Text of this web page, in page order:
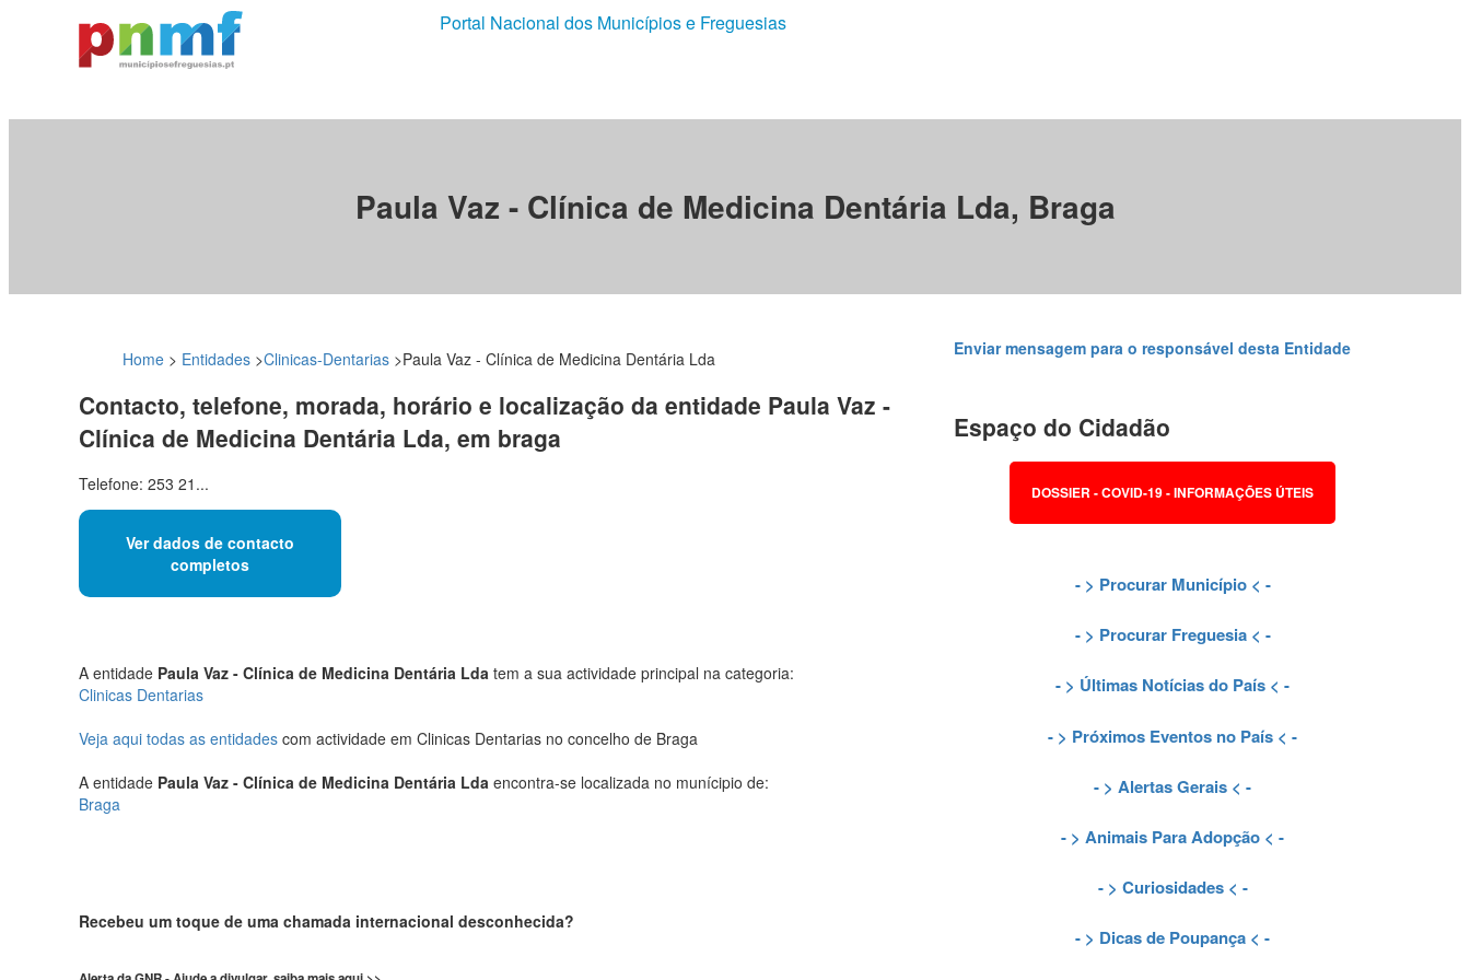
Portal Nacional dos Municípios e Freguesias
Paula Vaz - Clínica de Medicina Dentária Lda, Braga
Home > Entidades >Clinicas-Dentarias >Paula Vaz - Clínica de Medicina Dentária Lda
Contacto, telefone, morada, horário e localização da entidade Paula Vaz -
Clínica de Medicina Dentária Lda, em braga
Telefone: 253 21...
Ver dados de contacto
completos
A entidade Paula Vaz - Clínica de Medicina Dentária Lda tem a sua actividade principal na categoria:
Clinicas Dentarias
Veja aqui todas as entidades com actividade em Clinicas Dentarias no concelho de Braga
A entidade Paula Vaz - Clínica de Medicina Dentária Lda encontra-se localizada no munícipio de:
Braga
Recebeu um toque de uma chamada internacional desconhecida?
Enviar mensagem para o responsável desta Entidade
Espaço do Cidadão
DOSSIER - COVID-19 - INFORMAÇÕES ÚTEIS
- > Procurar Município< -
- > Procurar Freguesia< -
- > Últimas Notícias do País < -
- > Próximos Eventos no País < -
- > Alertas Gerais < -
- > Animais Para Adopção < -
- > Curiosidades< -
- > Dicas de Poupança < -